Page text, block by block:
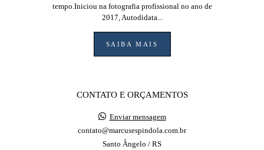
tempo.Iniciou na fotografia profissional no ano de
2017, Autodidata...
SAIBA MAIS
CONTATO E ORÇAMENTOS
Enviar mensagem
contato@marcusespindola.com.br
Santo Ângelo / RS